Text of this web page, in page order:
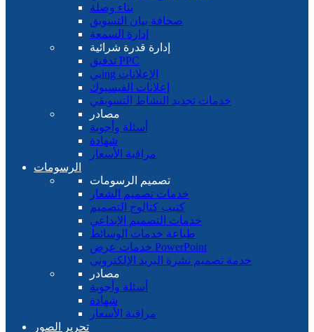
بناء وصلة
صحافة بيان التسويق
إدارة السمعة
إدارة قدرة شرائية
تدقيق PPC
بيing الإعلانات
إعلانات الفيسبوك
خدمات تجديد النشاط التسويقي
مصادر
أسئلة وأجوبة
شهادة
مراقبة الأسعار
الرسومات
تصميم الرسومات
خدمات تصميم الشعار
كتيب كتالوج التصميم
خدمات التصميم الإبداعي
طباعة خدمات الوسائط
خدمات عرض PowerPoint
خدمة تصميم نشرة البريد الإلكتروني
مصادر
أسئلة وأجوبة
شهادة
مراقبة الأسعار
تحرير الصور